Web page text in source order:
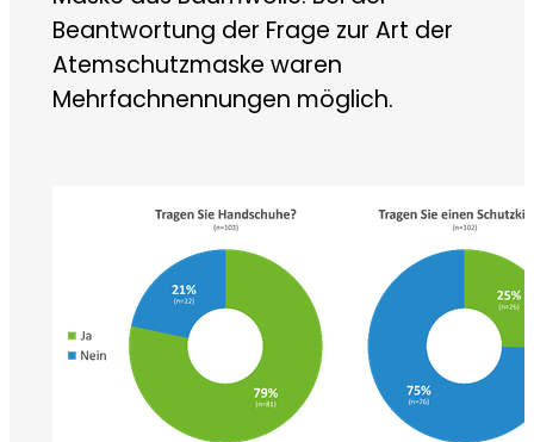
Beantwortung der Frage zur Art der
Atemschutzmaske waren
Mehrfachnennungen möglich.